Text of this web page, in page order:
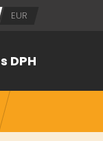
EUR
s DPH